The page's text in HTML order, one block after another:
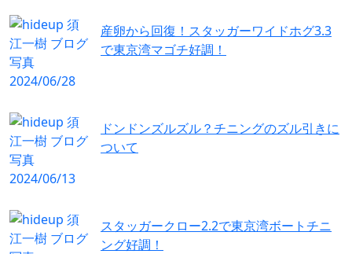
産卵から回復！スタッガーワイドホグ3.3
で東京湾マゴチ好調！
ドンドンズルズル？チニングのズル引きに
ついて
スタッガークロー2.2で東京湾ボートチニ
ング好調！